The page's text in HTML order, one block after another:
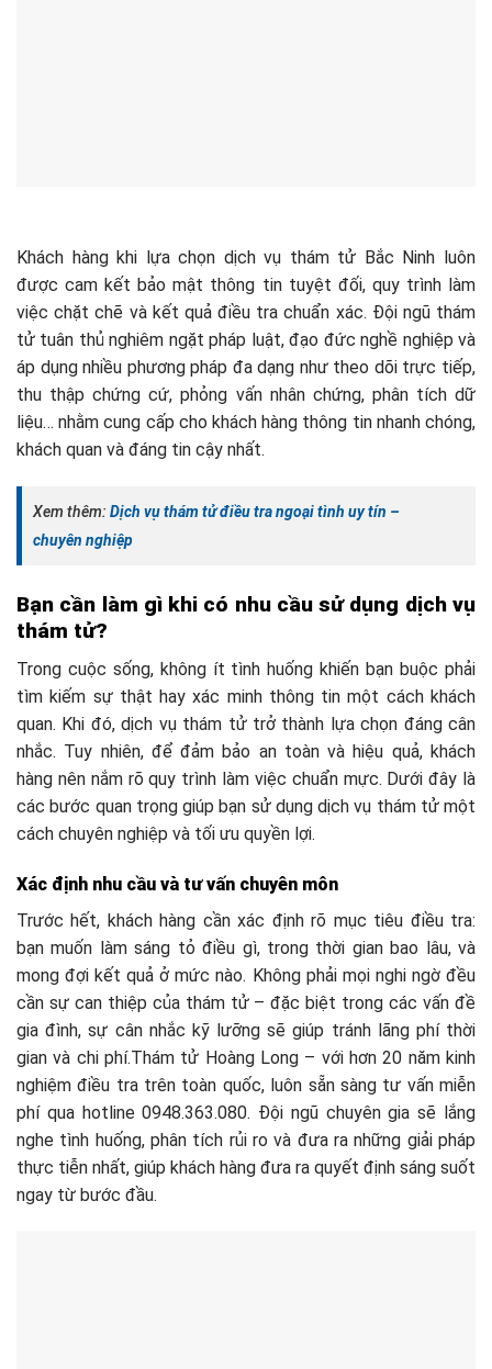
Khách hàng khi lựa chọn dịch vụ thám tử Bắc Ninh luôn
được cam kết bảo mật thông tin tuyệt đối, quy trình làm
việc chặt chẽ và kết quả điều tra chuẩn xác. Đội ngũ thám
tử tuân thủ nghiêm ngặt pháp luật, đạo đức nghề nghiệp và
áp dụng nhiều phương pháp đa dạng như theo dõi trực tiếp,
thu thập chứng cứ, phỏng vấn nhân chứng, phân tích dữ
liệu… nhằm cung cấp cho khách hàng thông tin nhanh chóng,
khách quan và đáng tin cậy nhất.
Xem thêm: Dịch vụ thám tử điều tra ngoại tình uy tín –
chuyên nghiệp
Bạn cần làm gì khi có nhu cầu sử dụng dịch vụ
thám tử?
Trong cuộc sống, không ít tình huống khiến bạn buộc phải
tìm kiếm sự thật hay xác minh thông tin một cách khách
quan. Khi đó, dịch vụ thám tử trở thành lựa chọn đáng cân
nhắc. Tuy nhiên, để đảm bảo an toàn và hiệu quả, khách
hàng nên nắm rõ quy trình làm việc chuẩn mực. Dưới đây là
các bước quan trọng giúp bạn sử dụng dịch vụ thám tử một
cách chuyên nghiệp và tối ưu quyền lợi.
Xác định nhu cầu và tư vấn chuyên môn
Trước hết, khách hàng cần xác định rõ mục tiêu điều tra:
bạn muốn làm sáng tỏ điều gì, trong thời gian bao lâu, và
mong đợi kết quả ở mức nào. Không phải mọi nghi ngờ đều
cần sự can thiệp của thám tử – đặc biệt trong các vấn đề
gia đình, sự cân nhắc kỹ lưỡng sẽ giúp tránh lãng phí thời
gian và chi phí.Thám tử Hoàng Long – với hơn 20 năm kinh
nghiệm điều tra trên toàn quốc, luôn sẵn sàng tư vấn miễn
phí qua hotline 0948.363.080. Đội ngũ chuyên gia sẽ lắng
nghe tình huống, phân tích rủi ro và đưa ra những giải pháp
thực tiễn nhất, giúp khách hàng đưa ra quyết định sáng suốt
ngay từ bước đầu.